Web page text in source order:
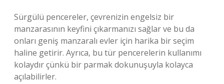
Sürgülü pencereler, çevrenizin engelsiz bir
manzarasının keyfini çıkarmanızı sağlar ve bu da
onları geniş manzaralı evler için harika bir seçim
haline getirir. Ayrıca, bu tür pencerelerin kullanımı
kolaydır çünkü bir parmak dokunuşuyla kolayca
açılabilirler.